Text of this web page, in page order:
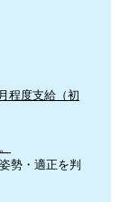
程度支給（初
適正を判